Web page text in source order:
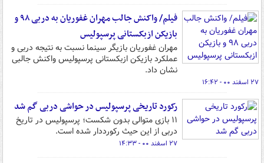
فیلم/ واکنش جالب مهران غفوریان به دربی ۹۸ و
بازیکن ازبکستانی پرسپولیس
مهران غفوریان بازیگر سینما نسبت به نتیجه دربی و
عملکرد بازیکن ازبکستانی پرسپولیس واکنش جالبی
نشان داد.
۲۷ اسفند ۰۰ - ۱۶:۴۲
رکورد تاریخی پرسپولیس در حواشی دربی گم شد
۱۱ بازی متوالی بدون شکست؛ پرسپولیس در تاریخ
دربی از این حیث رکورددار شده است.
۲۷ اسفند ۰۰ - ۱۴:۳۳